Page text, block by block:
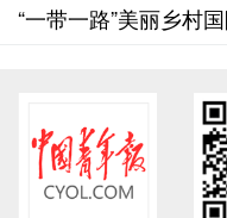
“一带一路”美丽乡村